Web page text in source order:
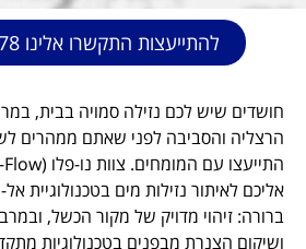
להתייעצות התקשרו אלינו 052-2790978
חושדים שיש לכם נזילה סמויה בבית,
הרצליה והסביבה לפני שאתם ממהרים
אליכם לאיתור נזילות מים בטכנולוגיית
ברורה: זיהוי מדויק של מקור הכשל,
ושיקום הצנרת מבפנים בטכנולוגיות